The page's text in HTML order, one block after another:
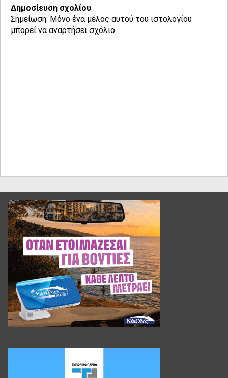
Δημοσίευση σχολίου
Σημείωση: Μόνο ένα μέλος αυτού του ιστολογίου
μπορεί να αναρτήσει σχόλιο.